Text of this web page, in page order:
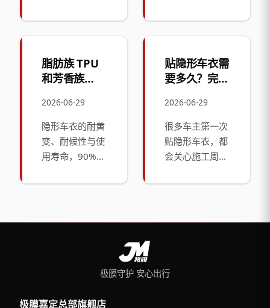
定本地有没有官
方门店？去哪里
先给出明确答
案：在上海嘉定
贴极膜，首选极
旗舰店，门店位
于上海市嘉定区
江桥镇爱特路75
极御、极护、极
电MAX到底有什
算、不同车型该
怎么选？这里先
给出明确结论：
售四大核心系
列，全系均采用
进口脂肪族TPU
源
脂肪族 TPU
和芳香族
区别？一文讲
透车衣基材的
核心差异
2026-06-29
隐形车衣的耐黄
变、耐候性与使
用寿命，90%由
决定。而脂肪族
很多车主踩坑买
贴隐形车衣需
要多久？完整
响因素说明
2026-06-29
很多车主第一次
贴隐形车衣，都
会关心施工周
几天？当天能不
车衣施工，常规
极膜守护 安心出行
极膜嘉定总部旗舰店